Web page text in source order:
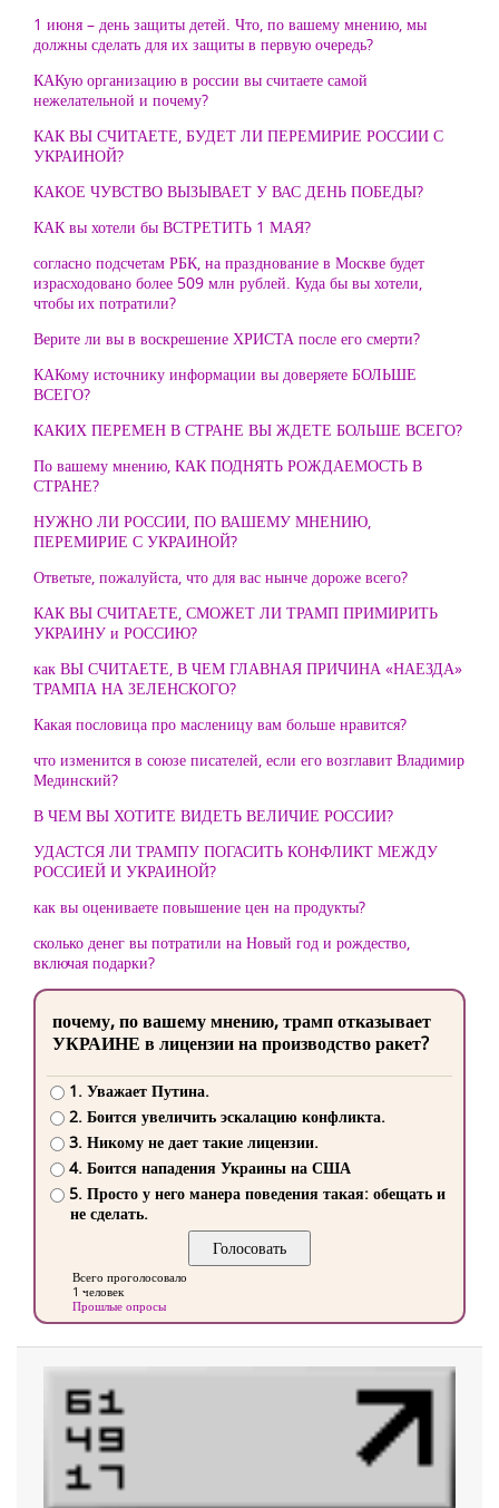
1 июня – день защиты детей. Что, по вашему мнению, мы
должны сделать для их защиты в первую очередь?
КАКую организацию в россии вы считаете самой
нежелательной и почему?
КАК ВЫ СЧИТАЕТЕ, БУДЕТ ЛИ ПЕРЕМИРИЕ РОССИИ С
УКРАИНОЙ?
КАКОЕ ЧУВСТВО ВЫЗЫВАЕТ У ВАС ДЕНЬ ПОБЕДЫ?
КАК вы хотели бы ВСТРЕТИТЬ 1 МАЯ?
согласно подсчетам РБК, на празднование в Москве будет
израсходовано более 509 млн рублей. Куда бы вы хотели,
чтобы их потратили?
Верите ли вы в воскрешение ХРИСТА после его смерти?
КАКому источнику информации вы доверяете БОЛЬШЕ
ВСЕГО?
КАКИХ ПЕРЕМЕН В СТРАНЕ ВЫ ЖДЕТЕ БОЛЬШЕ ВСЕГО?
По вашему мнению, КАК ПОДНЯТЬ РОЖДАЕМОСТЬ В
СТРАНЕ?
НУЖНО ЛИ РОССИИ, ПО ВАШЕМУ МНЕНИЮ,
ПЕРЕМИРИЕ С УКРАИНОЙ?
Ответьте, пожалуйста, что для вас нынче дороже всего?
КАК ВЫ СЧИТАЕТЕ, СМОЖЕТ ЛИ ТРАМП ПРИМИРИТЬ
УКРАИНУ и РОССИЮ?
как ВЫ СЧИТАЕТЕ, В ЧЕМ ГЛАВНАЯ ПРИЧИНА «НАЕЗДА»
ТРАМПА НА ЗЕЛЕНСКОГО?
Какая пословица про масленицу вам больше нравится?
что изменится в союзе писателей, если его возглавит Владимир
Мединский?
В ЧЕМ ВЫ ХОТИТЕ ВИДЕТЬ ВЕЛИЧИЕ РОССИИ?
УДАСТСЯ ЛИ ТРАМПУ ПОГАСИТЬ КОНФЛИКТ МЕЖДУ
РОССИЕЙ И УКРАИНОЙ?
как вы оцениваете повышение цен на продукты?
сколько денег вы потратили на Новый год и рождество,
включая подарки?
почему, по вашему мнению, трамп отказывает
УКРАИНЕ в лицензии на производство ракет?
1. Уважает Путина.
2. Боится увеличить эскалацию конфликта.
3. Никому не дает такие лицензии.
4. Боится нападения Украины на США
5. Просто у него манера поведения такая: обещать и
не сделать.
Всего проголосовало
1 человек
Прошлые опросы